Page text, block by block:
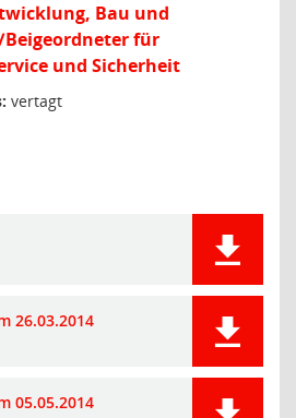
Bau und
für
und Sicherheit
vertagt
26.03.2014
05.05.2014